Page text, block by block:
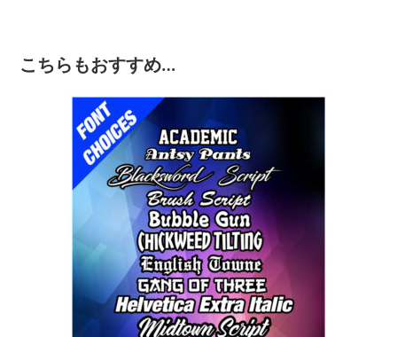
こちらもおすすめ…